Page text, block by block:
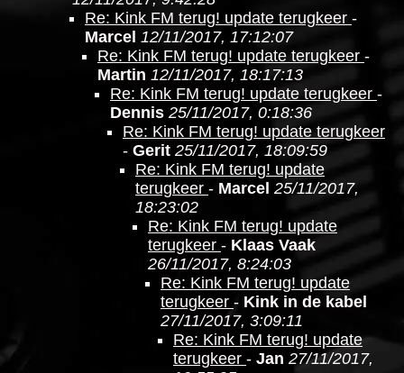
Re: Kink FM terug! update terugkeer -
Marcel 12/11/2017, 17:12:07
Re: Kink FM terug! update terugkeer -
Martin 12/11/2017, 18:17:13
Re: Kink FM terug! update terugkeer -
Dennis 25/11/2017, 0:18:36
Re: Kink FM terug! update terugkeer
- Gerit 25/11/2017, 18:09:59
Re: Kink FM terug! update
terugkeer - Marcel 25/11/2017,
18:23:02
Re: Kink FM terug! update
terugkeer - Klaas Vaak
26/11/2017, 8:24:03
Re: Kink FM terug! update
terugkeer - Kink in de kabel
27/11/2017, 3:09:11
Re: Kink FM terug! update
terugkeer - Jan 27/11/2017,